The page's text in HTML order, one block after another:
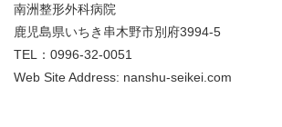
南洲整形外科病院
鹿児島県いちき串木野市別府3994-5
TEL：0996-32-0051
Web Site Address: nanshu-seikei.com